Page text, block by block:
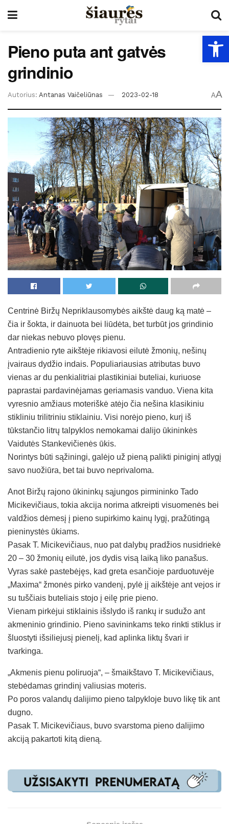
Pieno puta ant gatvės
grindinio
Autorius: Antanas Vaičeliūnas 2023-02-18 AA
Centrinė Biržų Nepriklausomybės aikštė daug ką matė –
čia ir šokta, ir dainuota bei liūdėta, bet turbūt jos grindinio
dar niekas nebuvo plovęs pienu.
Antradienio ryte aikštėje rikiavosi eilutė žmonių, nešinų
įvairaus dydžio indais. Populiariausias atributas buvo
vienas ar du penkialitriai plastikiniai buteliai, kuriuose
paprastai pardavinėjamas geriamasis vanduo. Viena kita
vyresnio amžiaus moteriškė atėjo čia nešina klasikiniu
stikliniu trilitriniu stiklainiu. Visi norėjo pieno, kurį iš
tūkstančio litrų talpyklos nemokamai dalijo ūkininkės
Vaidutės Stankevičienės ūkis.
Norintys būti sąžiningi, galėjo už pieną palikti piniginį atlygį
savo nuožiūra, bet tai buvo neprivaloma.
Anot Biržų rajono ūkininkų sąjungos pirmininko Tado
Micikevičiaus, tokia akcija norima atkreipti visuomenės bei
valdžios dėmesį į pieno supirkimo kainų lygį, pražūtingą
pieninystės ūkiams.
Pasak T. Micikevičiaus, nuo pat dalybų pradžios nusidriekė
20 – 30 žmonių eilutė, jos dydis visą laiką liko panašus.
Vyras sakė pastebėjęs, kad greta esančioje parduotuvėje
„Maxima“ žmonės pirko vandenį, pylė jį aikštėje ant vejos ir
su tuščiais buteliais stojo į eilę prie pieno.
Vienam pirkėjui stiklainis išslydo iš rankų ir sudužo ant
akmeninio grindinio. Pieno savininkams teko rinkti stiklus ir
šluostyti išsiliejusį pienelį, kad aplinka liktų švari ir
tvarkinga.
„Akmenis pienu poliruoja“, – šmaikštavo T. Micikevičiaus,
stebėdamas grindinį valiusias moteris.
Po poros valandų dalijimo pieno talpykloje buvo likę tik ant
dugno.
Pasak T. Micikevičiaus, buvo svarstoma pieno dalijimo
akciją pakartoti kitą dieną.